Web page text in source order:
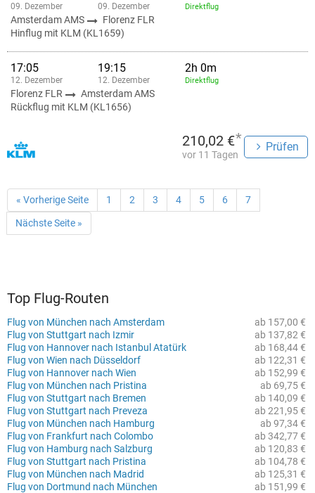
09. Dezember 09. Dezember Direktflug
Amsterdam AMS
Florenz FLR
Hinflug mit KLM (KL1659)
17:05
12. Dezember
19:15
12. Dezember
2h 0m
Direktflug
Florenz FLR
Amsterdam AMS
Rückflug mit KLM (KL1656)
210,02 €*
vor 11 Tagen
Prüfen
« Vorherige Seite 1 2 3 4 5 6 7
Nächste Seite »
Top Flug-Routen
ab 157,00 €
Flug von München nach Amsterdam
ab 137,82 €
Flug von Stuttgart nach Izmir
ab 168,44 €
Flug von Hannover nach Istanbul Atatürk
ab 122,31 €
Flug von Wien nach Düsseldorf
ab 152,99 €
Flug von Hannover nach Wien
ab 69,75 €
Flug von München nach Pristina
ab 140,09 €
Flug von Stuttgart nach Bremen
ab 221,95 €
Flug von Stuttgart nach Preveza
ab 97,34 €
Flug von München nach Hamburg
ab 342,77 €
Flug von Frankfurt nach Colombo
ab 120,83 €
Flug von Hamburg nach Salzburg
ab 104,78 €
Flug von Stuttgart nach Pristina
ab 125,31 €
Flug von München nach Madrid
ab 151,99 €
Flug von Dortmund nach München